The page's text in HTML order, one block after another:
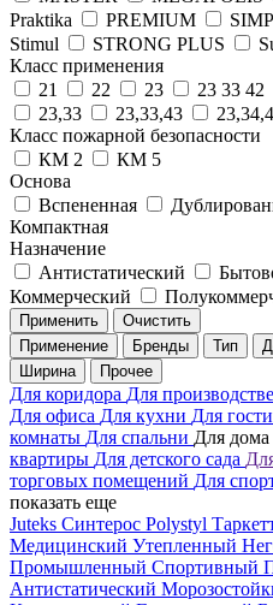
Praktika
PREMIUM
Stimul
STRONG PLUS
Класс применения
21
22 23 23 33 42
23,33
23,33,43
Класс пожарной безопасности
КМ 2
КМ 5
Основа
Вспененная
Компактная
Назначение
Антистатический
Коммерческий
Применить
Очистить
Применение
Бренды Тип
Ширина
Прочее
Для коридора Для
Для офиса Для кухни Для
комнаты Для спальни Для дома
квартиры Для детского сада
торговых помещений Для
показать еще
Juteks Синтерос Polystyl
Медицинский Утепленный
Промышленный Спортивный
Антистатический